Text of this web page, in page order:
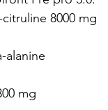
citruline 8000 mg
alanine
mg